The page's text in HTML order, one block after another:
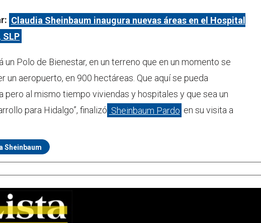
Claudia Sheinbaum inaugura nuevas áreas en el Hospital
SLP
un Polo de Bienestar, en un terreno que en un momento se
un aeropuerto, en 900 hectáreas. Que aquí se pueda
pero al mismo tiempo viviendas y hospitales y que sea un
para Hidalgo”, finalizó Sheinbaum Pardo en su visita a
Sheinbaum